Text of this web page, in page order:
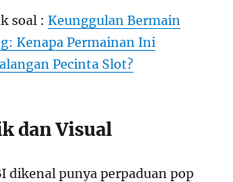
soal :Keunggulan Bermain
Kenapa Permainan Ini
Pecinta Slot?
dan Visual
dikenal punya perpaduan pop